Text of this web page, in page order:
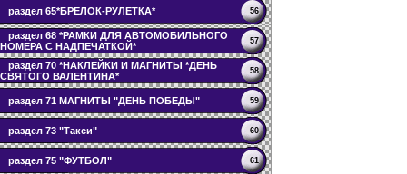
раздел 65*БРЕЛОК-РУЛЕТКА* 56
раздел 68 *РАМКИ ДЛЯ АВТОМОБИЛЬНОГО
НОМЕРА С НАДПЕЧАТКОЙ*
57
раздел 70 *НАКЛЕЙКИ И МАГНИТЫ *ДЕНЬ
СВЯТОГО ВАЛЕНТИНА*
58
раздел 71 МАГНИТЫ "ДЕНЬ ПОБЕДЫ" 59
раздел 73 "Такси" 60
раздел 75 "ФУТБОЛ" 61